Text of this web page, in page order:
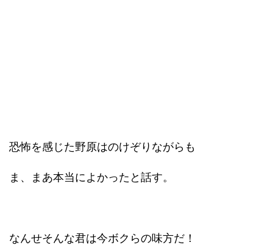
恐怖を感じた野原はのけぞりながらも
ま、まあ本当によかったと話す。
なんせそんな君は今ボクらの味方だ！